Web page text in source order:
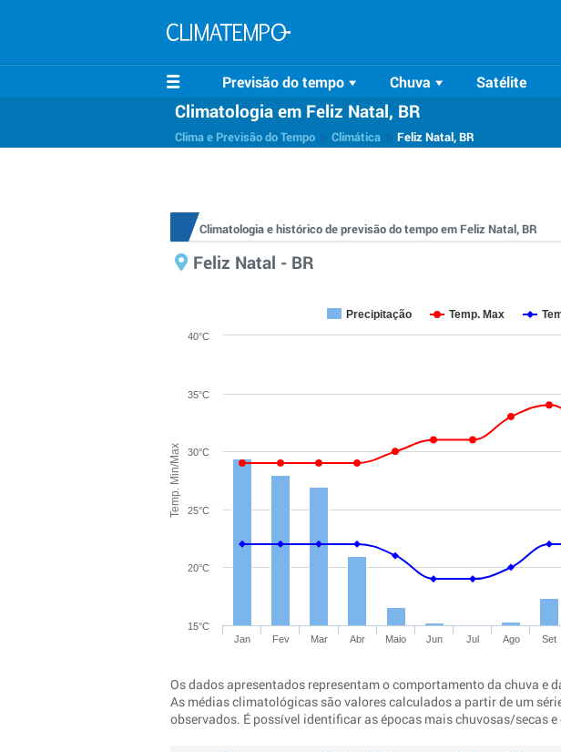
Previsão do tempo Chuva Satélite
Climatologia em Feliz Natal, BR
Clima e Previsão do Tempo Climática Feliz Natal, BR
Climatologia e histórico de previsão do tempo em Feliz Natal, BR
Feliz Natal - BR
Temp. Min/Max
Precipitação Temp. Max
Jan Fev Mar Abr Maio Jun Jul Ago Set
15°C
20°C
25°C
30°C
35°C
40°C
Os dados apresentados representam o comportamento da chuva e
As médias climatológicas são valores calculados a partir de um
observados. É possível identificar as épocas mais chuvosas/secas